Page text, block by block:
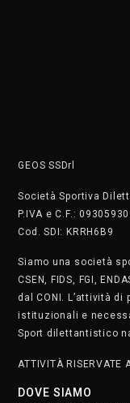
GEOS SSDrl
Società Sportiva
P.IVA e C.F.:
Cod. SDI: KRRH6B9
Siamo una società
CSEN, FIDS, FGI,
dal CONI. L’attività
istituzionali e
Sport dilettantistico
ATTIVITÀ RISERVATE
DOVE SIAMO